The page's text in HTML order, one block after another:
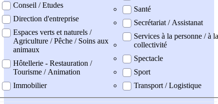
Conseil / Etudes
Direction d'entreprise
Espaces verts et naturels /
Agriculture / Pêche / Soins aux
animaux
Hôtellerie - Restauration /
Tourisme / Animation
Immobilier
Santé
Secrétariat / Assistanat
Services à la personne / à la
collectivité
Spectacle
Sport
Transport / Logistique